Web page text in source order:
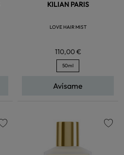
KILIAN PARIS
LOVE HAIR MIST
110,00 €
50ml
Avísame